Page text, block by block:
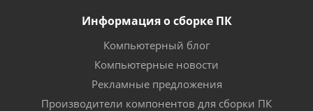
Информация о сборке ПК
Компьютерный блог
Компьютерные новости
Рекламные предложения
Производители компонентов для сборки ПК